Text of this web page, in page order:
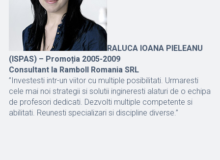
RALUCA IOANA PIELEANU
(ISPAS) – Promoția 2005-2009
Consultant la Ramboll Romania SRL
”Investesti intr-un viitor cu multiple posibilitati. Urmaresti
cele mai noi strategii si solutii ingineresti alaturi de o echipa
de profesori dedicati. Dezvolti multiple competente si
abilitati. Reunesti specializari si discipline diverse.”